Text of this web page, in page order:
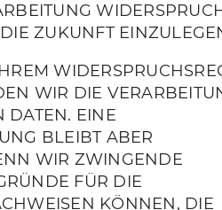
ZUKUNFT
WIR DIE
DATEN. EINE
BLEIBT ABER
WIR ZWINGENDE
FÜR DIE
KÖNNEN, DIE